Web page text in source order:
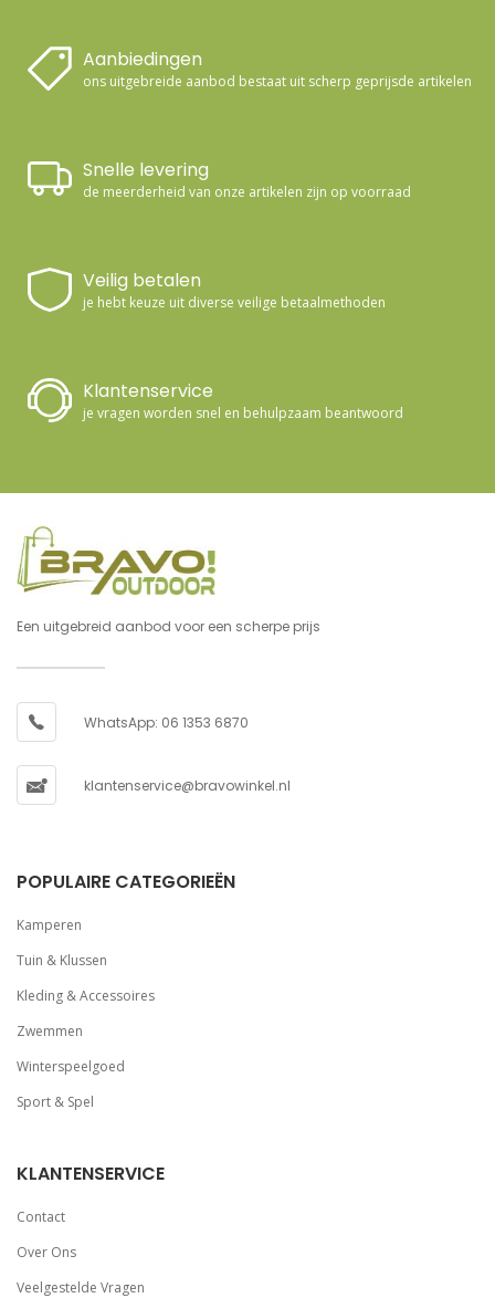
Aanbiedingen
ons uitgebreide aanbod bestaat uit scherp geprijsde artikelen
Snelle levering
de meerderheid van onze artikelen zijn op voorraad
Veilig betalen
je hebt keuze uit diverse veilige betaalmethoden
Klantenservice
je vragen worden snel en behulpzaam beantwoord
Een uitgebreid aanbod voor een scherpe prijs
WhatsApp: 06 1353 6870
klantenservice@bravowinkel.nl
POPULAIRE CATEGORIEËN
Kamperen
Tuin & Klussen
Kleding & Accessoires
Zwemmen
Winterspeelgoed
Sport & Spel
KLANTENSERVICE
Contact
Over Ons
Veelgestelde Vragen